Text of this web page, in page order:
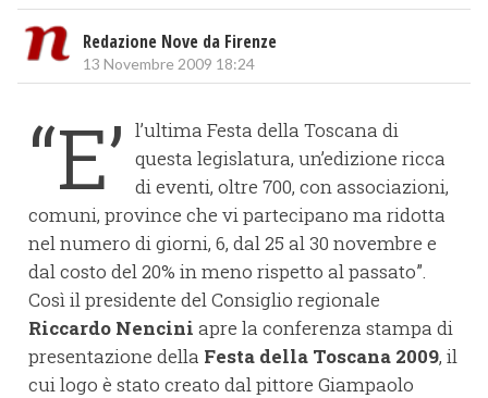
Redazione Nove da Firenze
13 Novembre 2009 18:24
“E’ l’ultima Festa della Toscana di
questa legislatura, un’edizione ricca
di eventi, oltre 700, con associazioni,
comuni, province che vi partecipano ma ridotta
nel numero di giorni, 6, dal 25 al 30 novembre e
dal costo del 20% in meno rispetto al passato”.
Così il presidente del Consiglio regionale
Riccardo Nencini apre la conferenza stampa di
presentazione della Festa della Toscana 2009, il
cui logo è stato creato dal pittore Giampaolo